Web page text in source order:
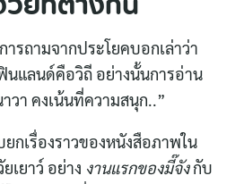
รถามจากประโยคบอกเล่าว่า
นแลนด์คือวิถี อย่างนั้นการอ่าน
า คงเน้นที่ความสนุก..”
กเรื่องราวของหนังสือภาพใน
เยาว์ อย่าง งานแรกของมี๊จังกับ